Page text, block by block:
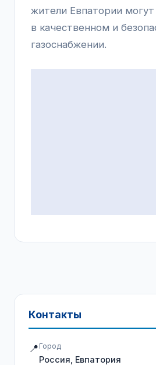
жители Евпатории
в качественном и
газоснабжении.
Контакты
📍 Город
Россия, Евпатория